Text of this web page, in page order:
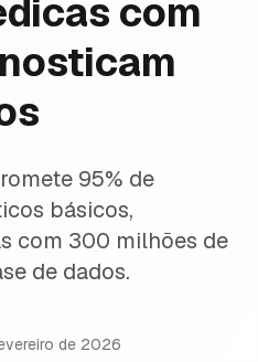
com
95% de
básicos,
com 300 milhões de
de dados.
de 2026